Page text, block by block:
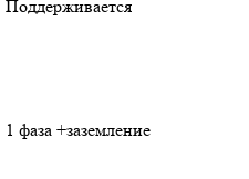
Поддерживается
1 фаза +заземление